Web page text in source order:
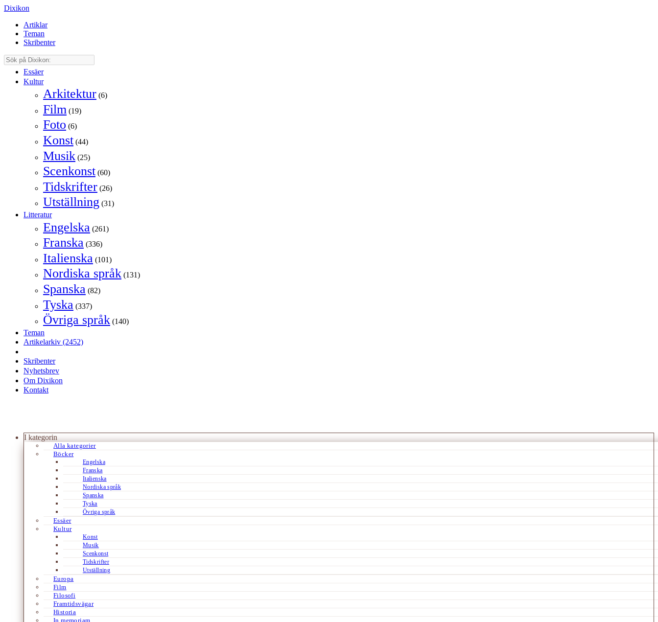
Dixikon
Artiklar
Teman
Skribenter
Essäer
Kultur
Arkitektur (6)
Film (19)
Foto (6)
Konst (44)
Musik (25)
Scenkonst (60)
Tidskrifter (26)
Utställning (31)
Litteratur
Engelska (261)
Franska (336)
Italienska (101)
Nordiska språk (131)
Spanska (82)
Tyska (337)
Övriga språk (140)
Teman
Artikelarkiv (2452)
Skribenter
Nyhetsbrev
Om Dixikon
Kontakt
I kategorin
Alla kategorier
Böcker
Engelska
Franska
Italienska
Nordiska språk
Spanska
Tyska
Övriga språk
Essäer
Kultur
Konst
Musik
Scenkonst
Tidskrifter
Utställning
Europa
Film
Filosofi
Framtidsvägar
Historia
In memoriam